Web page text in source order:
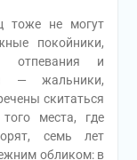
не могут
покойники,
отпевания и
— жальники,
скитаться
места, где
семь лет
обликом: в